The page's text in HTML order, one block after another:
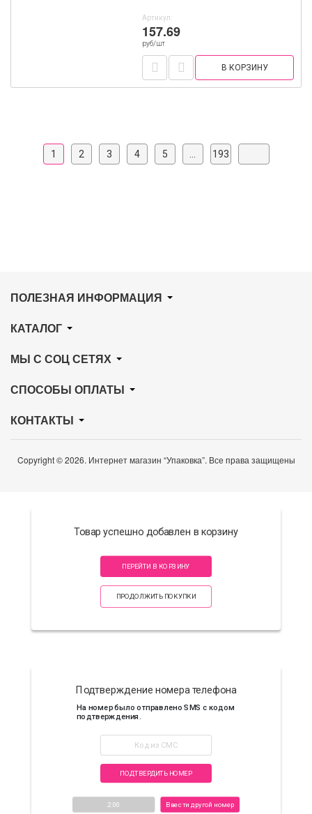
Артикул:
157.69
руб/шт
В КОРЗИНУ
1 2 3 4 5 193
ПОЛЕЗНАЯ ИНФОРМАЦИЯ
КАТАЛОГ
МЫ С СОЦ СЕТЯХ
СПОСОБЫ ОПЛАТЫ
КОНТАКТЫ
Copyright © 2026. Интернет магазин “Упаковка”. Все права защищены
Товар успешно добавлен в корзину
ПЕРЕЙТИ В КОРЗИНУ
ПРОДОЛЖИТЬ ПОКУПКИ
Подтверждение номера телефона
На номербыло отправлено SMS с кодом
подтверждения.
ПОДТВЕРДИТЬ НОМЕР
2:00 Ввести другой номер